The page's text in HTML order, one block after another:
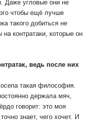
Даже угловые они не
чтобы ещё лучше
такого добиться не
контратаки, которые он
ведь после них
такая философия.
держала мяч,
говорит: это моя
знает, чего хочет. И